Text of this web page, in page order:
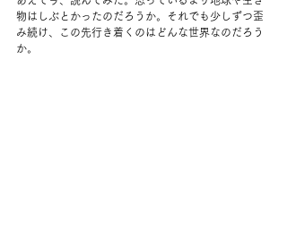
物はしぶとかったのだろうか。それでも少しずつ歪
み続け、この先行き着くのはどんな世界なのだろう
か。